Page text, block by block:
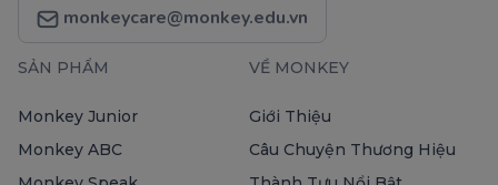
monkeycare@monkey.edu.vn
SẢN PHẨM
Monkey Junior
Monkey ABC
VỀ MONKEY
Giới Thiệu
Câu Chuyện Thương Hiệu